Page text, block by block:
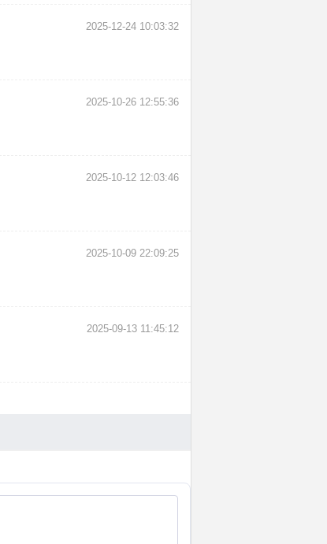
2025-12-24 10:03:32
2025-10-26 12:55:36
2025-10-12 12:03:46
2025-10-09 22:09:25
2025-09-13 11:45:12